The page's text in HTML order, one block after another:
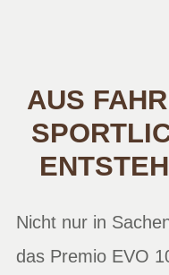
AUS
Nicht nur in
das Premio EVO